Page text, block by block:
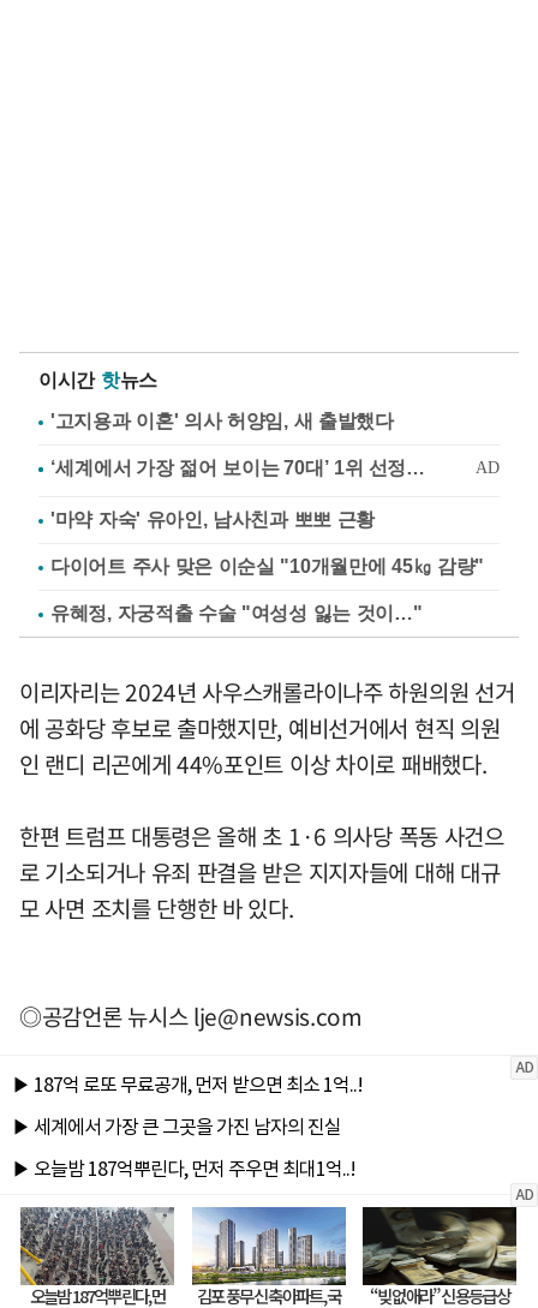
이시간 핫뉴스
'고지용과 이혼' 의사 허양임, 새 출발했다
'마약 자숙' 유아인, 남사친과 뽀뽀 근황
다이어트 주사 맞은 이순실 "10개월만에 45㎏ 감량"
유혜정, 자궁적출 수술 "여성성 잃는 것이…"
이리자리는 2024년 사우스캐롤라이나주 하원의원 선거
에 공화당 후보로 출마했지만, 예비선거에서 현직 의원
인 랜디 리곤에게 44%포인트 이상 차이로 패배했다.
한편 트럼프 대통령은 올해 초 1·6 의사당 폭동 사건으
로 기소되거나 유죄 판결을 받은 지지자들에 대해 대규
모 사면 조치를 단행한 바 있다.
◎공감언론 뉴시스lje@newsis.com